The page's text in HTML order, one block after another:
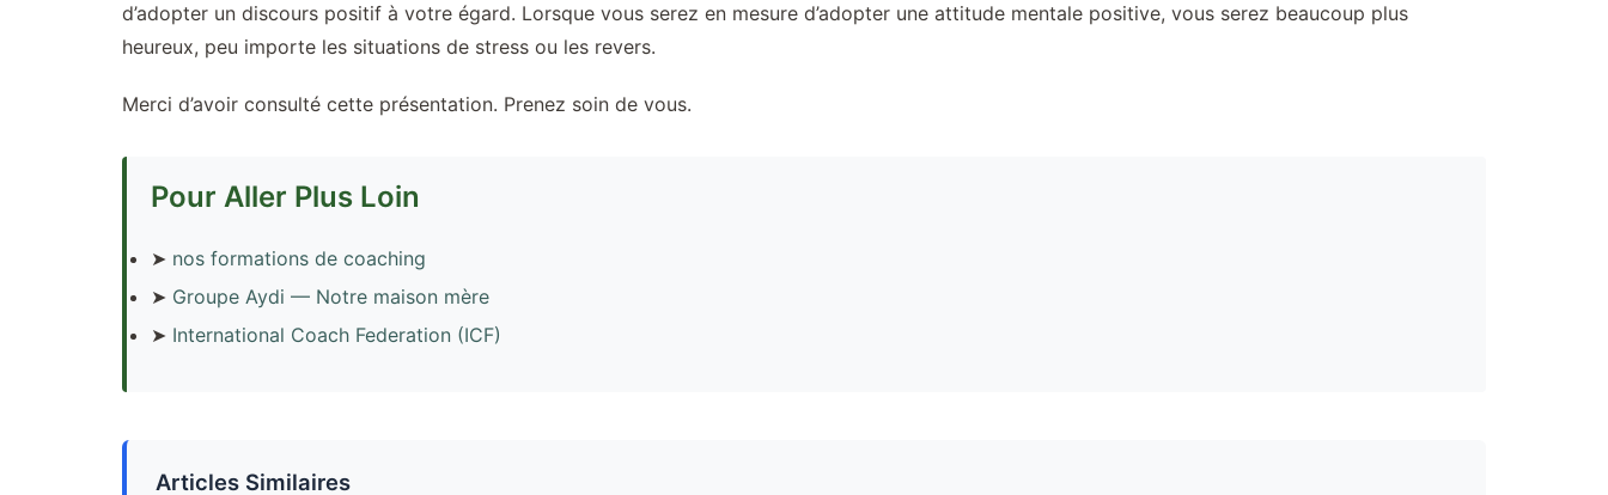
d’adopter un discours positif à votre égard. Lorsque vous serez en mesure d’adopter une attitude mentale positive, vous serez beaucoup plus
heureux, peu importe les situations de stress ou les revers.
Merci d’avoir consulté cette présentation. Prenez soin de vous.
Pour Aller Plus Loin
➤ nos formations de coaching
➤ Groupe Aydi — Notre maison mère
➤ International Coach Federation (ICF)
Articles Similaires